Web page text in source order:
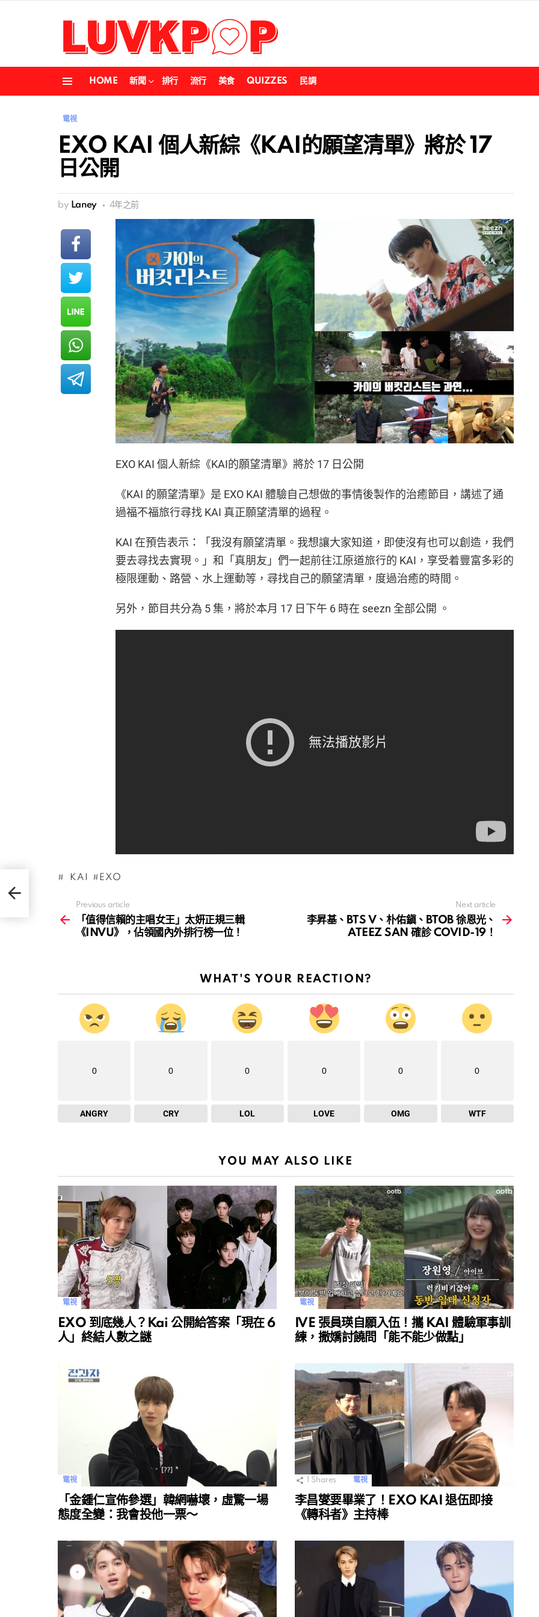
HOME 新聞 排行 流行 美食 QUIZZES 民調
電視
EXO KAI 個人新綜《KAI的願望清單》將於 17
日公開
by Laney 4年之前
EXO KAI 個人新綜《KAI的願望清單》將於 17 日公開
《KAI 的願望清單》是 EXO KAI 體驗自己想做的事情後製作的治癒節目，講述了通
過福不福旅行尋找 KAI 真正願望清單的過程。
KAI 在預告表示：「我沒有願望清單。我想讓大家知道，即使沒有也可以創造，我們
要去尋找去實現。」和「真朋友」們一起前往江原道旅行的 KAI，享受着豐富多彩的
極限運動、路營、水上運動等，尋找自己的願望清單，度過治癒的時間。
另外，節目共分為 5 集，將於本月 17 日下午 6 時在 seezn 全部公開 。
KAI EXO
more
Previous article
「值得信賴的主唱女王」太妍正規三輯
《INVU》，佔領國內外排行榜一位！
Next article
李昇基、BTS V、朴佑鎭、BTOB 徐恩光、
ATEEZ SAN 確診 COVID-19！
WHAT'S YOUR REACTION?
0
ANGRY
0
CRY
0
LOL
0
LOVE
0
OMG
0
WTF
YOU MAY ALSO LIKE
電視
EXO 到底幾人？Kai 公開給答案「現在 6
人」終結人數之謎
電視
IVE 張員瑛自願入伍！攜 KAI 體驗軍事訓
練，撒嬌討饒問「能不能少做點」
電視
「金鍾仁宣佈參選」韓網嚇壞，虛驚一場
態度全變：我會投他一票～
Shares 電視
李昌燮要畢業了！EXO KAI 退伍即接
《轉科者》主持棒